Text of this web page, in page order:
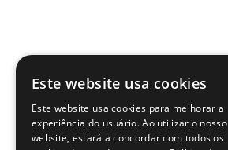
Este website usa cookies
Este website usa cookies para melhorar a
experiência do usuário. Ao utilizar o nosso
website, estará a concordar com todos os